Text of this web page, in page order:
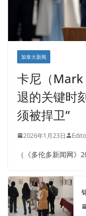
加拿大新闻
卡尼（Mark
退的关键时
须被捍卫”
2026年1月23日
（《多伦多新闻网》